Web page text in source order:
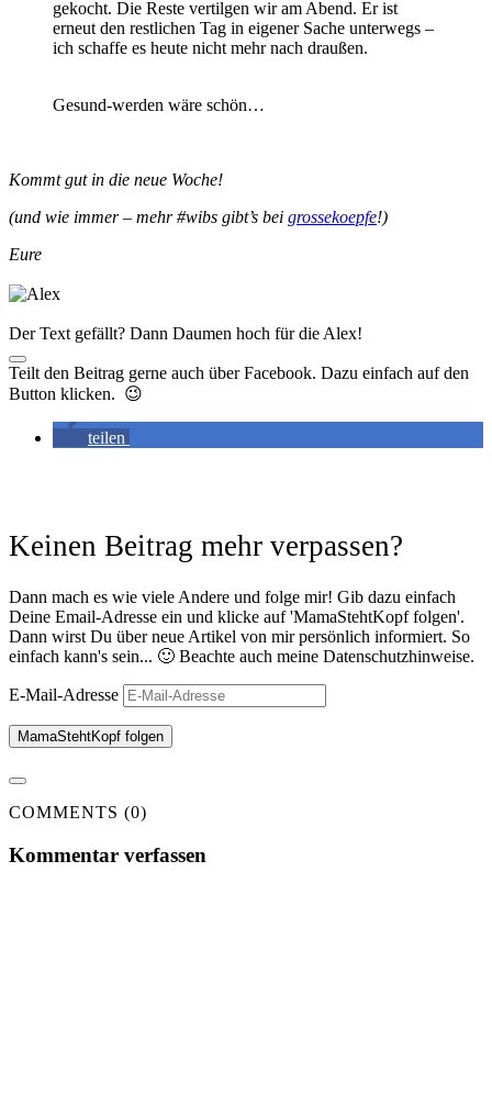
gekocht. Die Reste vertilgen wir am Abend. Er ist
erneut den restlichen Tag in eigener Sache unterwegs –
ich schaffe es heute nicht mehr nach draußen.
Gesund-werden wäre schön…
Kommt gut in die neue Woche!
(und wie immer – mehr #wibs gibt’s bei grossekoepfe!)
Eure
Der Text gefällt? Dann Daumen hoch für die Alex!
Teilt den Beitrag gerne auch über Facebook. Dazu einfach auf den
Button klicken. 😉
teilen
Keinen Beitrag mehr verpassen?
Dann mach es wie viele Andere und folge mir! Gib dazu einfach
Deine Email-Adresse ein und klicke auf 'MamaStehtKopf folgen'.
Dann wirst Du über neue Artikel von mir persönlich informiert. So
einfach kann's sein... 🙂 Beachte auch meine Datenschutzhinweise.
E-Mail-Adresse
MamaStehtKopf folgen
COMMENTS (0)
Kommentar verfassen